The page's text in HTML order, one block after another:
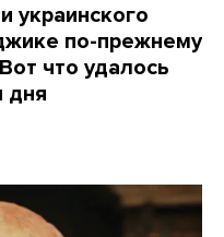
украинского
по-прежнему
что удалось
дня